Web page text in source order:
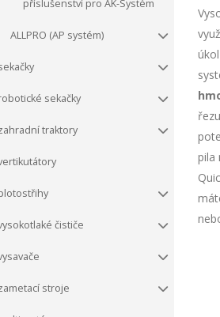
příslušenství pro AK-Systém
ALLPRO (AP systém)
sekačky
traktory
čističe
stroje
pila